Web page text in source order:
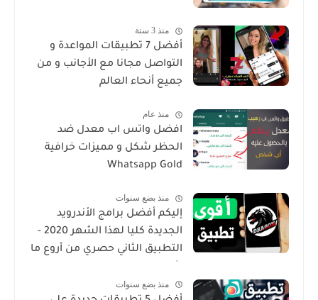
منذ 3 سنة
أفضل 7 تطبيقات المواعدة و
التواصل مجانا مع الأجانب و من
جميع أنحاء العالم
منذ عام
افضل واتس اب معدل ضد
الحظر شكل و مميزات خرافية
Whatsapp Gold
منذ بضع سنوات
إليكم أفضل برامج الأندرويد
الجديدة كليا لهذا الشهر 2020 -
التطبيق الثاني حصري من أروع ما
منذ بضع سنوات